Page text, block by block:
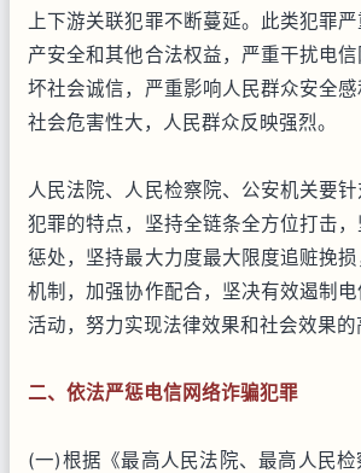
上下游关联犯罪不断蔓延。此类犯罪
产安全和其他合法权益，严重干扰电
坏社会诚信，严重影响人民群众安全感
社会危害性大，人民群众反映强烈。
人民法院、人民检察院、公安机关要
犯罪的特点，坚持全链条全方位打击
惩处，坚持最大力度最大限度追赃挽
机制，加强协作配合，坚决有效遏制
活动，努力实现法律效果和社会效果的
二、依法严惩电信网络诈骗犯罪
(一)根据《最高人民法院、最高人民